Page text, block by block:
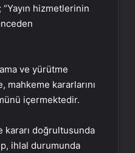
“Yayın hizmetlerinin
ve yürütme
mahkeme kararlarını
içermektedir.
kararı doğrultusunda
ihlal durumunda
Bilimi: Cilt, Saç ve
Sonuçlar
Sunucu